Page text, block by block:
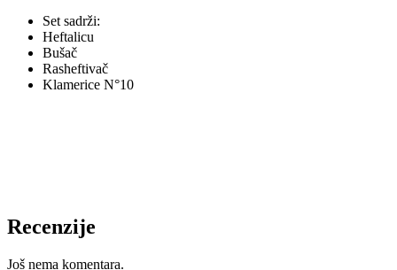
Set sadrži:
Heftalicu
Bušač
Rasheftivač
Klamerice N°10
Recenzije
Još nema komentara.